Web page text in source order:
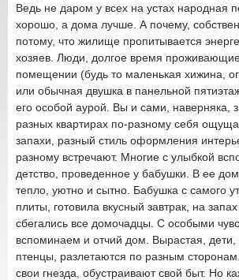
Ведь не даром у всех на устах народная
хорошо, а дома лучше. А почему,
потому, что жилище пропитывается
хозяев. Люди, долгое время
помещении (будь то маленькая хижина,
или обычная двушка в панельной
его особой аурой. Вы и сами, наверняка,
разных квартирах по-разному себя
запахи, разный стиль оформления
разному встречают. Многие с улыбкой
детство, проведенное у бабушки. В ее
тепло, уютно и сытно. Бабушка с самого
плиты, готовила вкусный завтрак, на запах
сбегались все домочадцы. С особыми
вспоминаем и отчий дом. Вырастая,
птенцы, разлетаются по разным
свои гнезда, обустраивают свой быт. Но